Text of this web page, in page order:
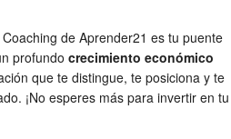
de Aprender21 es tu puente
profundo crecimiento económico
que te distingue, te posiciona y te
¡No esperes más para invertir en tu